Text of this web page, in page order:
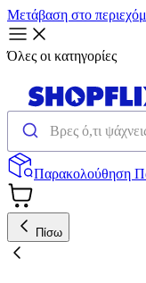
Μετάβαση στο
Όλες οι κατηγορίες
Παρακολούθηση
Πίσω